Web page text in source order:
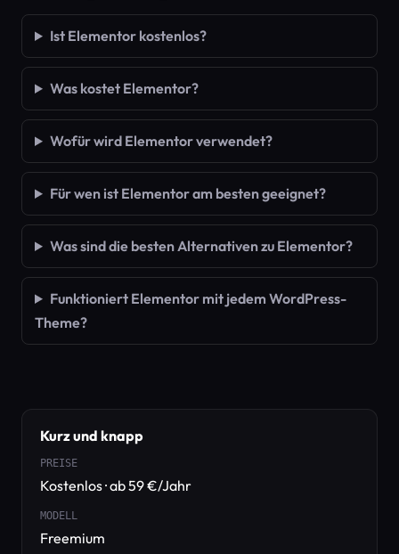
Ist Elementor kostenlos?
Was kostet Elementor?
Wofür wird Elementor verwendet?
Für wen ist Elementor am besten geeignet?
Was sind die besten Alternativen zu Elementor?
Funktioniert Elementor mit jedem WordPress-
Theme?
Kurz und knapp
PREISE
Kostenlos · ab 59 €/Jahr
MODELL
Freemium